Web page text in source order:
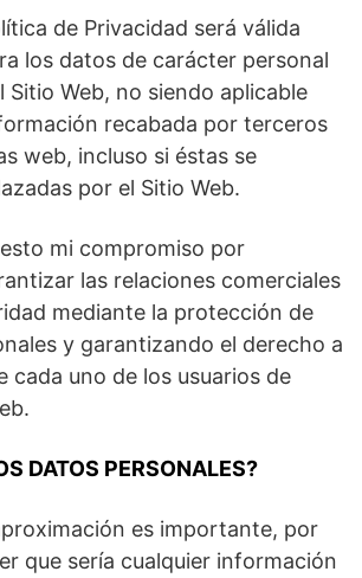
de Privacidad será válida
los datos de carácter personal
Sitio Web, no siendo aplicable
recabada por terceros
web, incluso si éstas se
por el Sitio Web.
mi compromiso por
las relaciones comerciales
mediante la protección de
y garantizando el derecho a
cada uno de los usuarios de
DATOS PERSONALES?
es importante, por
que sería cualquier información